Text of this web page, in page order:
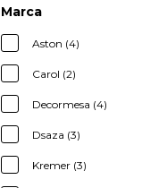
Marca
Aston (4)
Carol (2)
Decormesa (4)
Dsaza (3)
Kremer (3)